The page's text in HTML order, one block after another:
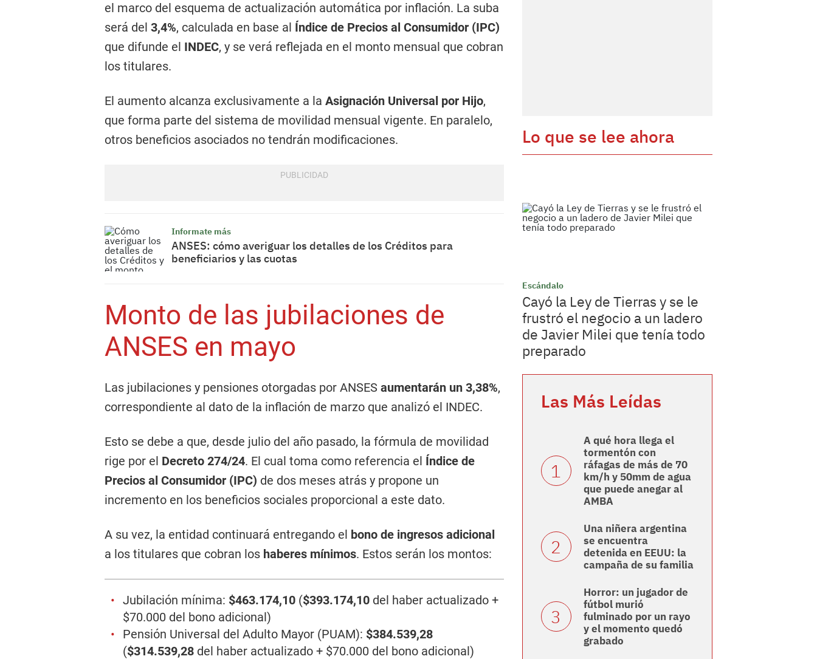
el marco del esquema de actualización automática por inflación. La suba
será del 3,4%, calculada en base al Índice de Precios al Consumidor (IPC)
que difunde el INDEC, y se verá reflejada en el monto mensual que cobran
los titulares.
El aumento alcanza exclusivamente a la Asignación Universal por Hijo,
que forma parte del sistema de movilidad mensual vigente. En paralelo,
otros beneficios asociados no tendrán modificaciones.
Informate más
ANSES: cómo averiguar los detalles de los Créditos para
beneficiarios y las cuotas
Monto de las jubilaciones de
ANSES en mayo
Las jubilaciones y pensiones otorgadas por ANSES aumentarán un 3,38%,
correspondiente al dato de la inflación de marzo que analizó el INDEC.
Esto se debe a que, desde julio del año pasado, la fórmula de movilidad
rige por el Decreto 274/24. El cual toma como referencia el Índice de
Precios al Consumidor (IPC) de dos meses atrás y propone un
incremento en los beneficios sociales proporcional a este dato.
A su vez, la entidad continuará entregando el bono de ingresos adicional
a los titulares que cobran los haberes mínimos. Estos serán los montos:
Jubilación mínima: $463.174,10 ($393.174,10 del haber actualizado +
$70.000 del bono adicional)
Pensión Universal del Adulto Mayor (PUAM): $384.539,28
($314.539,28 del haber actualizado + $70.000 del bono adicional)
Lo que se lee ahora
Escándalo
Cayó la Ley de Tierras y se le
frustró el negocio a un ladero
de Javier Milei que tenía todo
preparado
Las Más Leídas
A qué hora llega el
tormentón con
ráfagas de más de 70
km/h y 50mm de agua
que puede anegar al
AMBA
Una niñera argentina
se encuentra
detenida en EEUU: la
campaña de su familia
Horror: un jugador de
fútbol murió
fulminado por un rayo
y el momento quedó
grabado